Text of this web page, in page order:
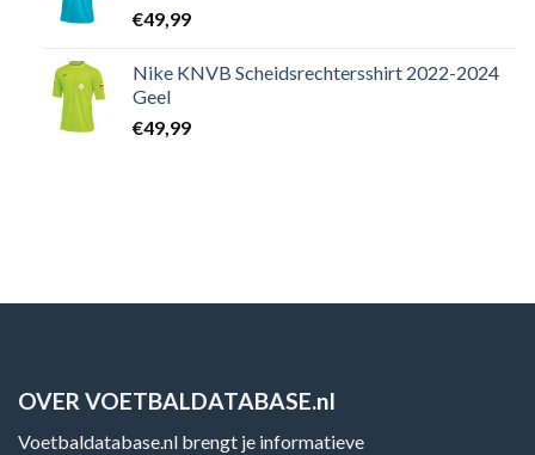
€49,99
Nike KNVB Scheidsrechtersshirt 2022-2024
Geel
€49,99
OVER VOETBALDATABASE.nl
Voetbaldatabase.nl brengt je informatieve